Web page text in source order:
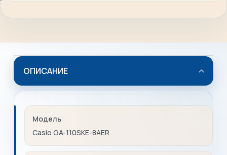
ОПИСАНИЕ
Модель
Casio GA-110SKE-8AER